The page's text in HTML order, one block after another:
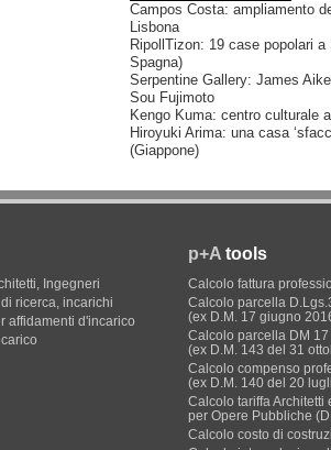
Campos Costa: ampliamento
Lisbona
RipollTizon: 19 case popolari
Spagna)
Serpentine Gallery: James
Sou Fujimoto
Kengo Kuma: centro culturale
Hiroyuki Arima: una casa
(Giappone)
Ingegneri
ricerca, incarichi
affidamenti d'incarico
p+A tools
Calcolo fattura
Calcolo parcella
(ex D.M. 17 giugno
Calcolo parcella DM
(ex D.M. 143 del 31
Calcolo compenso
(ex D.M. 140 del 20
Calcolo tariffa Architetti
per Opere Pubbliche
Calcolo costo di